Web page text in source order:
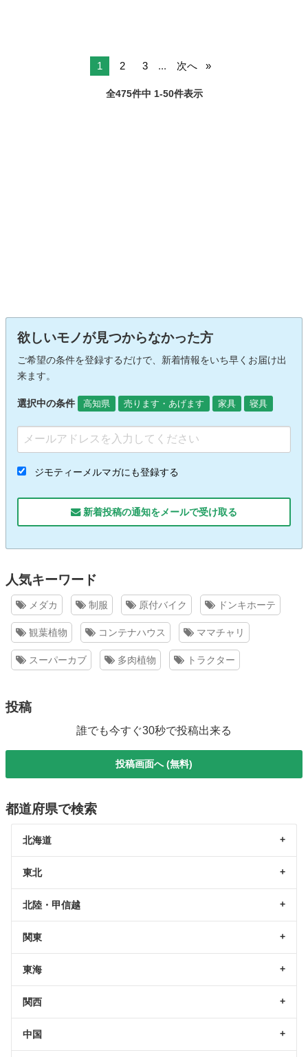
1 2 3 ... 次へ
全475件中 1-50件表示
欲しいモノが見つからなかった方
ご希望の条件を登録するだけで、新着情報をいち早くお届け出
来ます。
選択中の条件 高知県 売ります・あげます 家具 寝具
ジモティーメルマガにも登録する
新着投稿の通知をメールで受け取る
人気キーワード
メダカ 制服 原付バイク ドンキホーテ
観葉植物 コンテナハウス ママチャリ
スーパーカブ 多肉植物 トラクター
投稿
誰でも今すぐ30秒で投稿出来る
投稿画面へ (無料)
都道府県で検索
北海道
東北
北陸・甲信越
関東
東海
関西
中国